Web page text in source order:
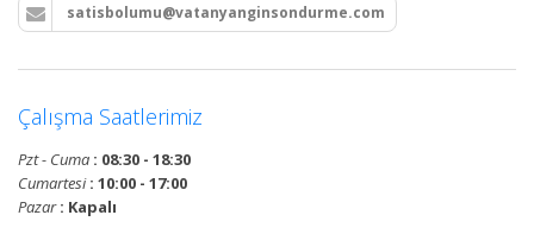
satisbolumu@vatanyanginsondurme.com
Çalışma Saatlerimiz
Pzt - Cuma : 08:30 - 18:30
Cumartesi: 10:00 - 17:00
Pazar: Kapalı